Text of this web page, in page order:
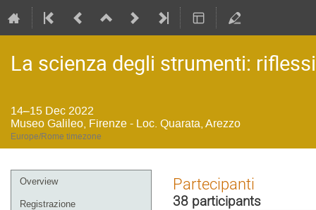
La scienza degli strumenti:
14–15 Dec 2022
Museo Galileo, Firenze - Loc. Quarata, Arezzo
Europe/Rome timezone
Event
menu
Overview
Registrazione
Partecipanti
38 participants